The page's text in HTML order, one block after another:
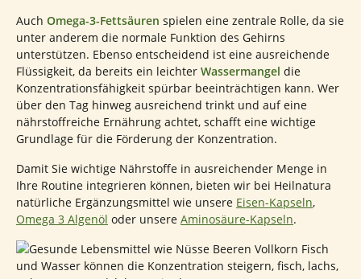
Auch Omega-3-Fettsäuren spielen eine zentrale Rolle, da sie
unter anderem die normale Funktion des Gehirns
unterstützen. Ebenso entscheidend ist eine ausreichende
Flüssigkeit, da bereits ein leichter Wassermangel die
Konzentrationsfähigkeit spürbar beeinträchtigen kann. Wer
über den Tag hinweg ausreichend trinkt und auf eine
nährstoffreiche Ernährung achtet, schafft eine wichtige
Grundlage für die Förderung der Konzentration.
Damit Sie wichtige Nährstoffe in ausreichender Menge in
Ihre Routine integrieren können, bieten wir bei Heilnatura
natürliche Ergänzungsmittel wie unsere Eisen-Kapseln,
Omega 3 Algenöl oder unsere Aminosäure-Kapseln.